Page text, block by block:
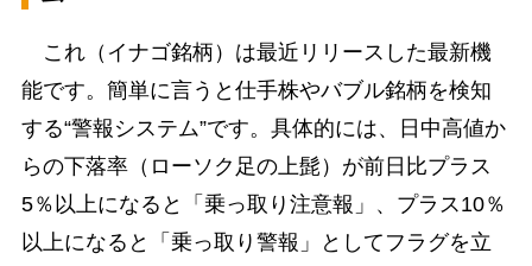
これ（イナゴ銘柄）は最近リリースした最新機
能です。簡単に言うと仕手株やバブル銘柄を検知
する“警報システム”です。具体的には、日中高値か
らの下落率（ローソク足の上髭）が前日比プラス
5％以上になると「乗っ取り注意報」、プラス10％
以上になると「乗っ取り警報」としてフラグを立